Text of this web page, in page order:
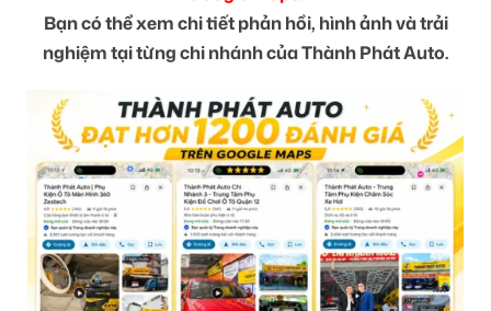
Bạn có thể xem chi tiết phản hồi, hình ảnh và trải
nghiệm tại từng chi nhánh của Thành Phát Auto.